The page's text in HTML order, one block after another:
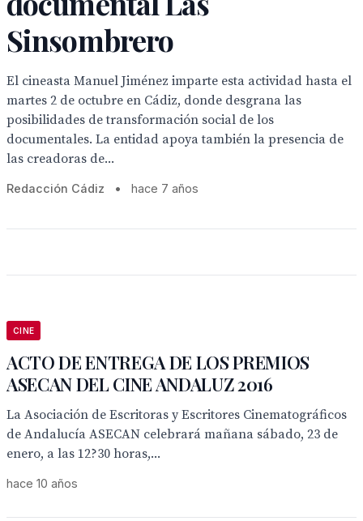
Sinsombrero
El cineasta Manuel Jiménez imparte esta actividad hasta el
martes 2 de octubre en Cádiz, donde desgrana las
posibilidades de transformación social de los
documentales. La entidad apoya también la presencia de
las creadoras de...
Redacción Cádiz • hace 7 años
CINE
ACTO DE ENTREGA DE LOS PREMIOS
ASECAN DEL CINE ANDALUZ 2016
La Asociación de Escritoras y Escritores Cinematográficos
de Andalucía ASECAN celebrará mañana sábado, 23 de
enero, a las 12?30 horas,...
hace 10 años